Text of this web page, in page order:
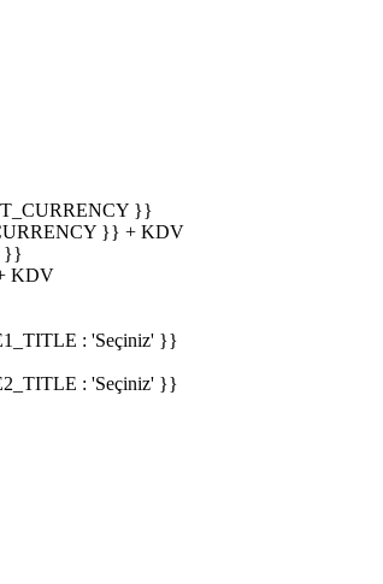
}}
}} + KDV
}}
KDV
: 'Seçiniz' }}
: 'Seçiniz' }}